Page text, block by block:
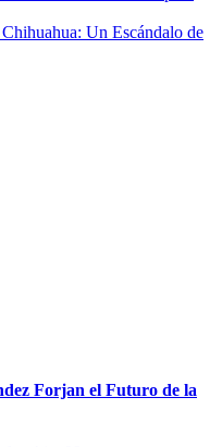
Un Escándalo de
Forjan el Futuro de la